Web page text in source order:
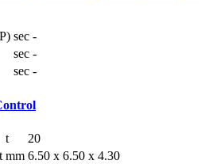
sec -
sec -
sec -
t
20
mm 6.50 x 6.50 x 4.30